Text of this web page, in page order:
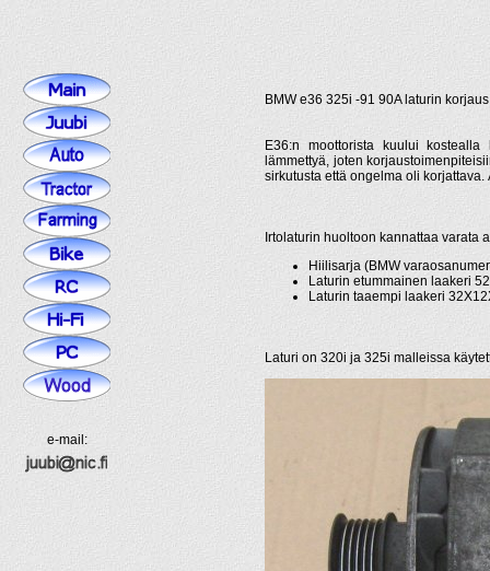
e-mail:
BMW e36 325i -91 90A laturin korjaus
E36:n moottorista kuului
lämmettyä, joten
sirkutusta että ongelma oli
Irtolaturin huoltoon kannattaa varata
Hiilisarja (BMW
Laturin etummainen laakeri
Laturin taaempi laakeri
Laturi on 320i ja 325i malleissa